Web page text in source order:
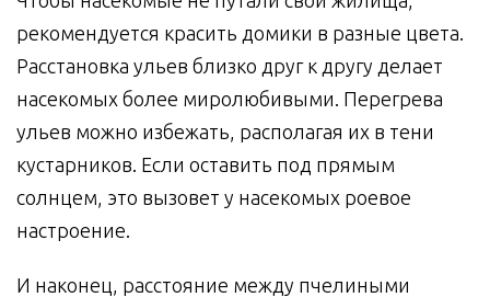
рекомендуется красить домики в разные цвета.
Расстановка ульев близко друг к другу делает
насекомых более миролюбивыми. Перегрева
ульев можно избежать, располагая их в тени
кустарников. Если оставить под прямым
солнцем, это вызовет у насекомых роевое
настроение.
И наконец, расстояние между пчелиными